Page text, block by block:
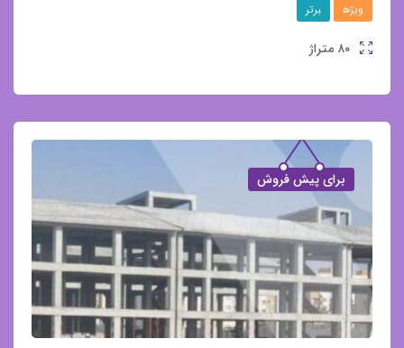
ویژه برتر
۸۰ متراژ
برای پیش فروش